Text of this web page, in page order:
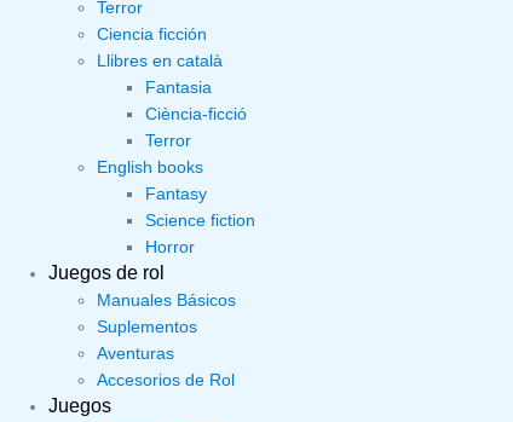
Terror
Ciencia ficción
Llibres en català
Fantasia
Ciència-ficció
Terror
English books
Fantasy
Science fiction
Horror
Juegos de rol
Manuales Básicos
Suplementos
Aventuras
Accesorios de Rol
Juegos